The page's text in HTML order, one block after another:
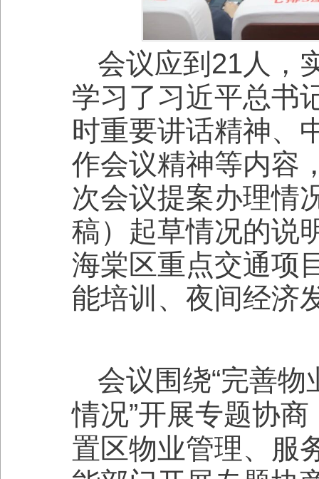
会议应到21人，
学习了习近平总书
时重要讲话精神、
作会议精神等内容
次会议提案办理情
稿）起草情况的说
海棠区重点交通项
能培训、夜间经济
会议围绕“完善
情况”开展专题协
置区物业管理、服